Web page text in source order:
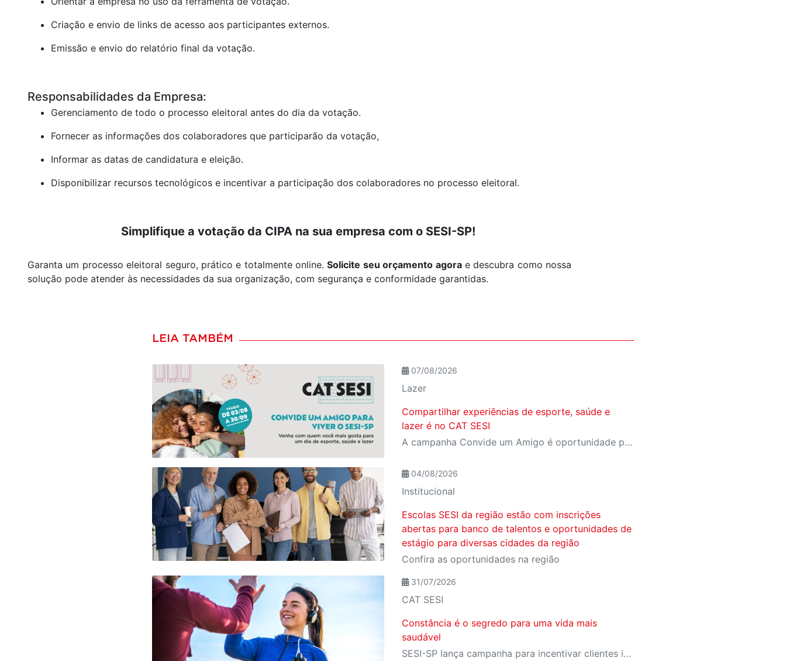
Criação e envio de links de acesso aos participantes externos.
Emissão e envio do relatório final da votação.
Responsabilidades da Empresa:
Gerenciamento de todo o processo eleitoral antes do dia da votação.
Fornecer as informações dos colaboradores que participarão da votação,
Informar as datas de candidatura e eleição.
Disponibilizar recursos tecnológicos e incentivar a participação dos colaboradores no processo eleitoral.
Simplifique a votação da CIPA na sua empresa com o SESI-SP!
Garanta um processo eleitoral seguro, prático e totalmente online.Solicite seu orçamento agorae descubra como nossa
solução pode atender às necessidades da sua organização, com segurança e conformidade garantidas.
LEIA TAMBÉM
07/08/2026
Lazer
Compartilhar experiências de esporte, saúde e
lazer é no CAT SESI
A campanha Convide um Amigo é oportunidade para reunir amigos para aproveitar juntos toda estrutura da unidade SESI-SP mais próxima. Os benefícios para clientes e convidados estão no regulamento.
04/08/2026
Institucional
Escolas SESI da região estão com inscrições
abertas para banco de talentos e oportunidades de
estágio para diversas cidades da região
Confira as oportunidades na região
31/07/2026
CAT SESI
Constância é o segredo para uma vida mais
saudável
SESI-SP lança campanha para incentivar clientes inativos a retomarem a prática de atividades físicas, esporte e lazer com benefícios exclusivos